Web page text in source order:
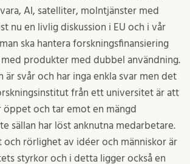
AI, satelliter, molntjänster med
nu en livlig diskussion i EU och i vår
ska hantera forskningsfinansiering
produkter med dubbel användning.
är svår och har inga enkla svar men det
från ett universitet är att
och tar emot en mängd
sällan har löst anknutna medarbetare.
och rörlighet av idéer och människor är
styrkor och i detta ligger också en